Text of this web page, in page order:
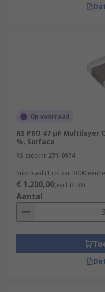
Op voorraad
RS PRO 47 μF Multilayer
%, Surface
RS-stocknr. 271-0974
Subtotaal (1 rol van 3000
€ 1.200,00(excl. BTW)
Aantal